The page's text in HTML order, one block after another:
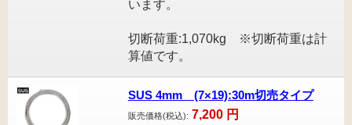
います。
切断荷重:1,070kg ※切断荷重は計
算値です。
SUS 4mm (7×19):30m切売タイプ
販売価格(税込): 7,200 円